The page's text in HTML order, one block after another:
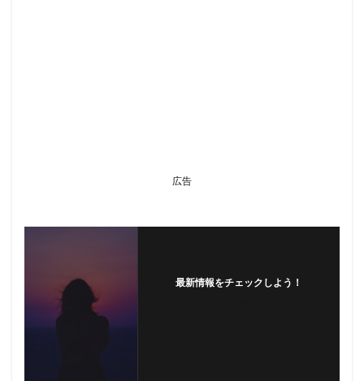
広告
最新情報をチェックしよう！